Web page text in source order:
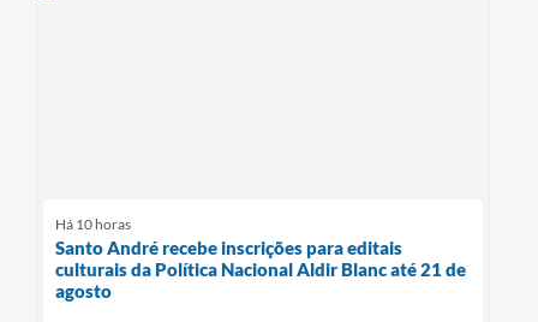
Há 10 horas
Santo André recebe inscrições para editais
culturais da Política Nacional Aldir Blanc até 21 de
agosto